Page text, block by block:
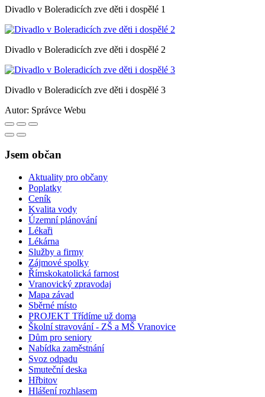
Divadlo v Boleradicích zve děti i dospělé 1
Divadlo v Boleradicích zve děti i dospělé 2
Divadlo v Boleradicích zve děti i dospělé 3
Autor: Správce Webu
Jsem občan
Aktuality pro občany
Poplatky
Ceník
Kvalita vody
Územní plánování
Lékaři
Lékárna
Služby a firmy
Zájmové spolky
Římskokatolická farnost
Vranovický zpravodaj
Mapa závad
Sběrné místo
PROJEKT Třídíme už doma
Školní stravování - ZŠ a MŠ Vranovice
Dům pro seniory
Nabídka zaměstnání
Svoz odpadu
Smuteční deska
Hřbitov
Hlášení rozhlasem